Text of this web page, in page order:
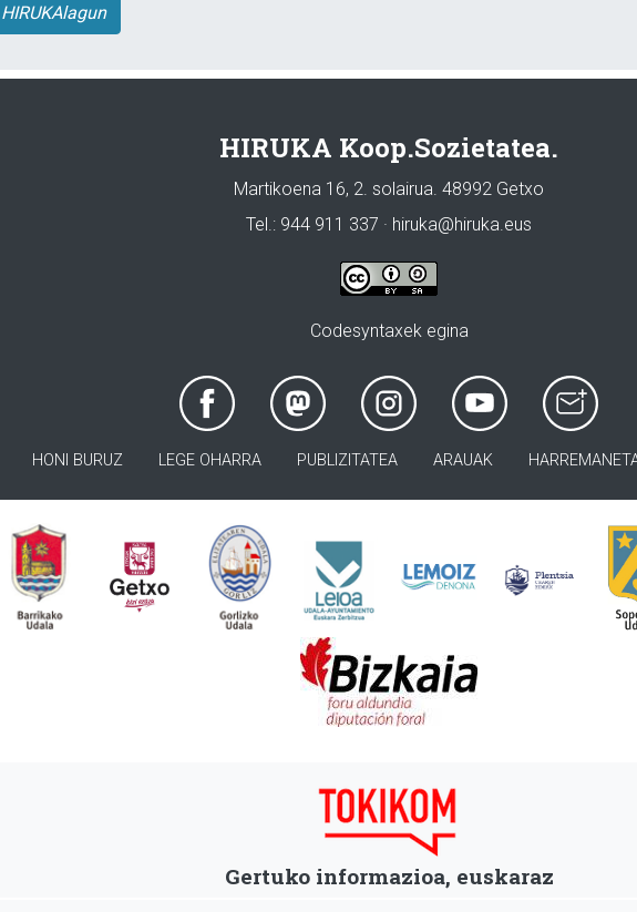
HIRUKA Koop.Sozietatea.
Martikoena 16, 2. solairua. 48992 Getxo
Tel.: 944 911 337 · hiruka@hiruka.eus
Codesyntaxek egina
HONI BURUZ LEGE OHARRA PUBLIZITATEA ARAUAK
Gertuko informazioa, euskaraz